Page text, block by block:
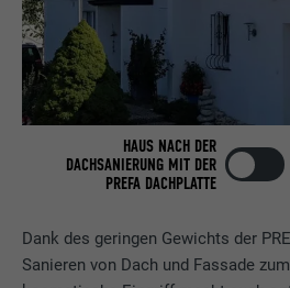
Dank des geringen Gewichts der
Sanieren von Dach und Fassade
HAUS NACH DER
DACHSANIERUNG MIT DER
PREFA DACHPLATTE
Zweck
LinkedIn für die
Verwendung von
Dienstleistungen.
LinkedIn
Laufzeit 2 Jahre
Verwendet vom